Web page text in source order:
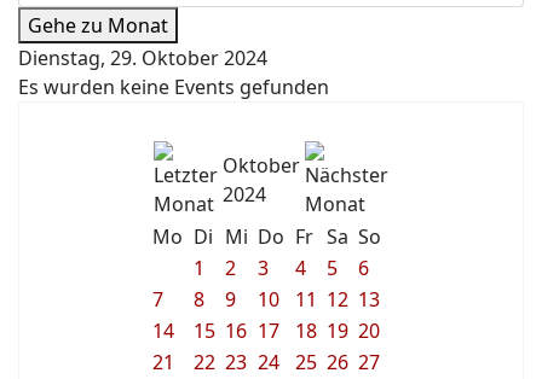
Gehe zu Monat
Dienstag, 29. Oktober 2024
Es wurden keine Events gefunden
Oktober
2024
Mo Di Mi Do Fr Sa So
1
2 3 4 5
6
7
8 9 10 11 12 13
14
15 16 17 18 19 20
21
22 23 24 25 26 27